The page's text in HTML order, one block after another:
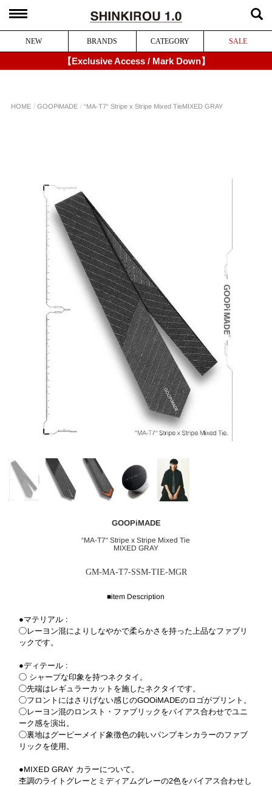
NEW BRANDS CATEGORY SALE
【Exclusive Access / Mark Down】
HOME GOOPiMADE “MA-T7“ Stripe x Stripe Mixed TieMIXED GRAY
GOOPiMADE
“MA-T7“ Stripe x Stripe Mixed Tie
MIXED GRAY
GM-MA-T7-SSM-TIE-MGR
■item Description
●マテリアル :
◯レーヨン混によりしなやかで柔らかさを持った上品なファブリ
ックです。
●ディテール :
◯ シャープな印象を持つネクタイ。
◯先端はレギュラーカットを施したネクタイです。
◯フロントにはさりげない感じのGOOiMADEのロゴがプリント。
◯レーヨン混のロンスト・ファブリックをバイアス合わせでユニ
ーク感を演出。
◯裏地はグーピーメイド象徴色の鈍いパンプキンカラーのファブ
リックを使用。
●MIXED GRAY カラーについて。
杢調のライトグレーとミディアムグレーの2色をバイアス合わせし